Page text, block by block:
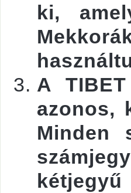
ki,
A
azonos,
Minden